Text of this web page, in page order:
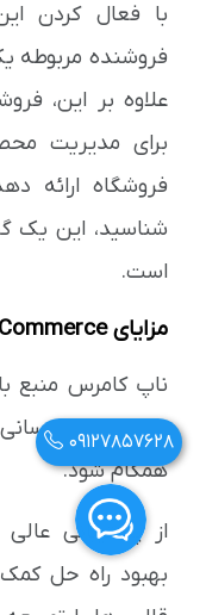
با فعال کردن
فروشنده مربوطه
علاوه بر این،
برای مدیریت
فروشگاه ارائه
شناسید، این یک
است.
مزایای nopCommerce:
ناپ کامرس منبع
مداوم به
همگام شود.
از پشتیبانی
بهبود راه حل
09127857628